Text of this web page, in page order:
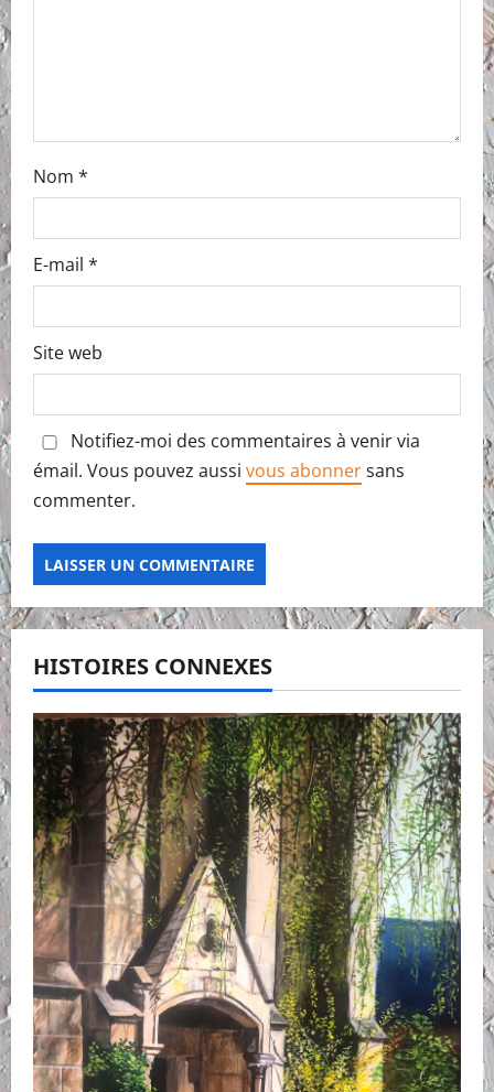
Nom *
E-mail *
Site web
Notifiez-moi des commentaires à venir via
émail. Vous pouvez aussi vous abonnersans
commenter.
HISTOIRES CONNEXES